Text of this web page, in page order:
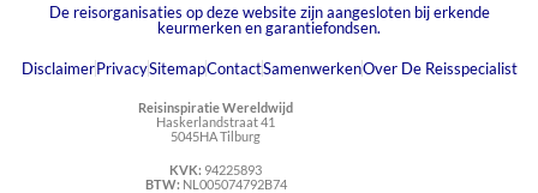
De reisorganisaties op deze website zijn aangesloten bij erkende
keurmerken en garantiefondsen.
DisclaimerPrivacySitemapContactSamenwerkenOver De Reisspecialist
Reisinspiratie Wereldwijd
Haskerlandstraat 41
5045HA Tilburg
KVK: 94225893
BTW: NL005074792B74